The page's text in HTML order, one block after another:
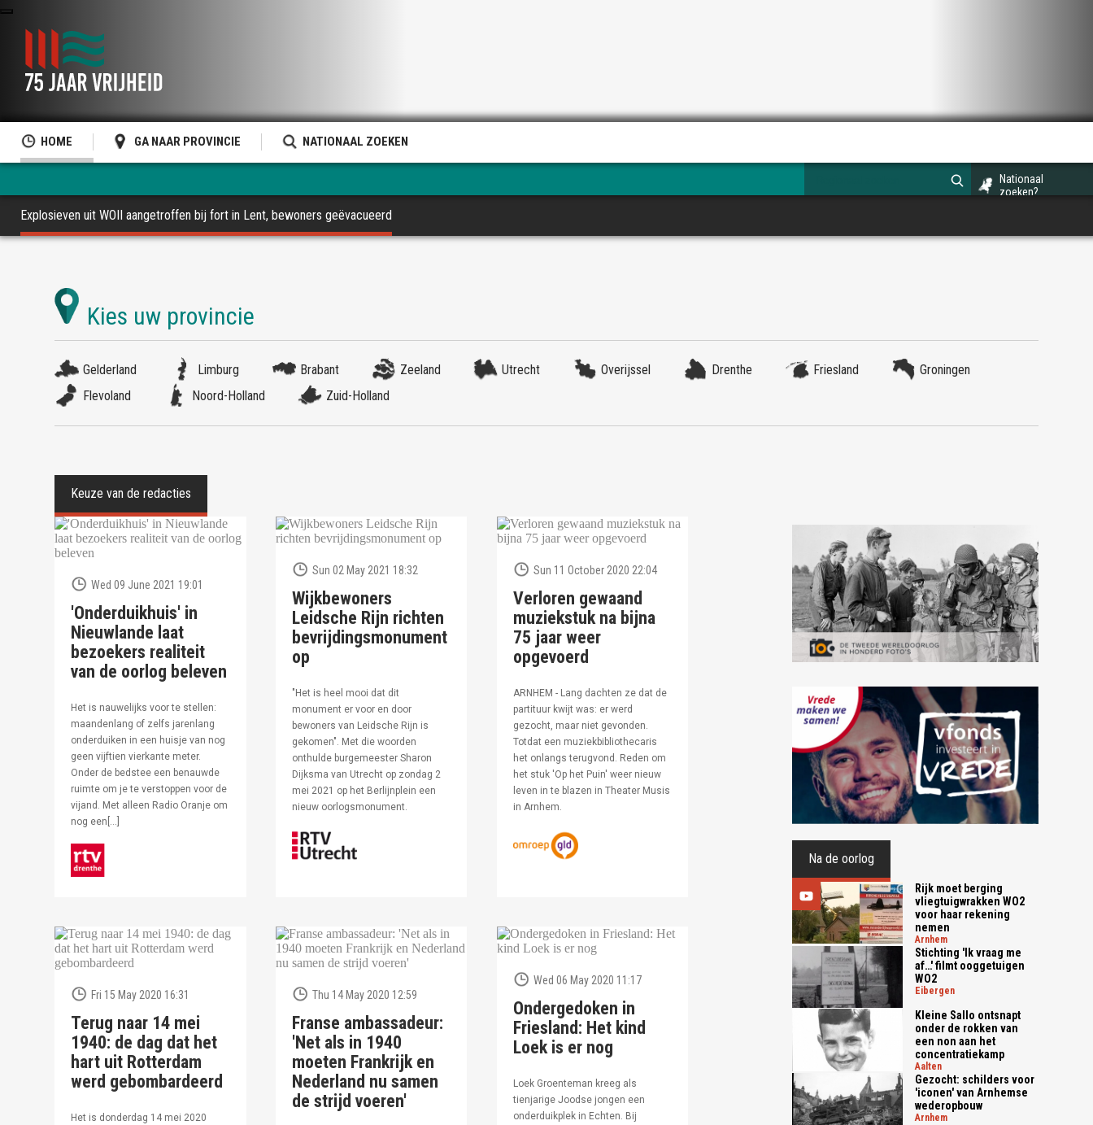
HOME GA NAAR PROVINCIE NATIONAAL ZOEKEN
Nationaal
zoeken?
Explosieven uit WOII aangetroffen bij fort in Lent, bewoners geëvacueerd
Gelderland Limburg Brabant Zeeland Utrecht Overijssel Drenthe Friesland
Groningen
Flevoland
Noord-Holland Zuid-Holland
Wed 09 June 2021 19:01
'Onderduikhuis' in
Nieuwlande laat
bezoekers realiteit
van de oorlog beleven
Het is nauwelijks voor te stellen:
maandenlang of zelfs jarenlang
onderduiken in een huisje van nog
geen vijftien vierkante meter.
Onder de bedstee een benauwde
ruimte om je te verstoppen voor de
vijand. Met alleen Radio Oranje om
nog een[…]
Sun 02 May 2021 18:32
Wijkbewoners
Leidsche Rijn richten
bevrijdingsmonument
op
"Het is heel mooi dat dit
monument er voor en door
bewoners van Leidsche Rijn is
gekomen". Met die woorden
onthulde burgemeester Sharon
Dijksma van Utrecht op zondag 2
mei 2021 op het Berlijnplein een
nieuw oorlogsmonument.
Sun 11 October 2020 22:04
Verloren gewaand
muziekstuk na bijna
75 jaar weer
opgevoerd
ARNHEM - Lang dachten ze dat de
partituur kwijt was: er werd
gezocht, maar niet gevonden.
Totdat een muziekbibliothecaris
het onlangs terugvond. Reden om
het stuk 'Op het Puin' weer nieuw
leven in te blazen in Theater Musis
in Arnhem.
Fri 15 May 2020 16:31
Terug naar 14 mei
1940: de dag dat het
hart uit Rotterdam
werd gebombardeerd
Het is donderdag 14 mei 2020
Thu 14 May 2020 12:59
Franse ambassadeur:
'Net als in 1940
moeten Frankrijk en
Nederland nu samen
de strijd voeren'
Wed 06 May 2020 11:17
Ondergedoken in
Friesland: Het kind
Loek is er nog
Loek Groenteman kreeg als
tienjarige Joodse jongen een
onderduikplek in Echten. Bij
Na de oorlog
Rijk moet berging
vliegtuigwrakken WO2
voor haar rekening
nemen
arnhem
Stichting 'Ik vraag me
af…' filmt ooggetuigen
WO2
eibergen
Kleine Sallo ontsnapt
onder de rokken van
een non aan het
concentratiekamp
aalten
Gezocht: schilders voor
'iconen' van Arnhemse
wederopbouw
arnhem